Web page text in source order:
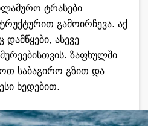
ტრასები
გამოირჩევა. აქ
ასევე
ზაფხულში
საბაგირო გზით და
ხედებით.